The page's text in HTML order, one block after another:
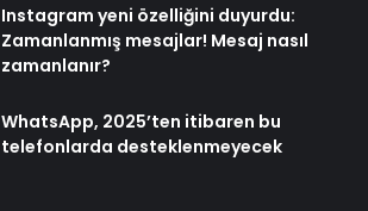
Instagram yeni özelliğini duyurdu:
Zamanlanmış mesajlar! Mesaj nasıl
zamanlanır?
WhatsApp, 2025’ten itibaren bu
telefonlarda desteklenmeyecek